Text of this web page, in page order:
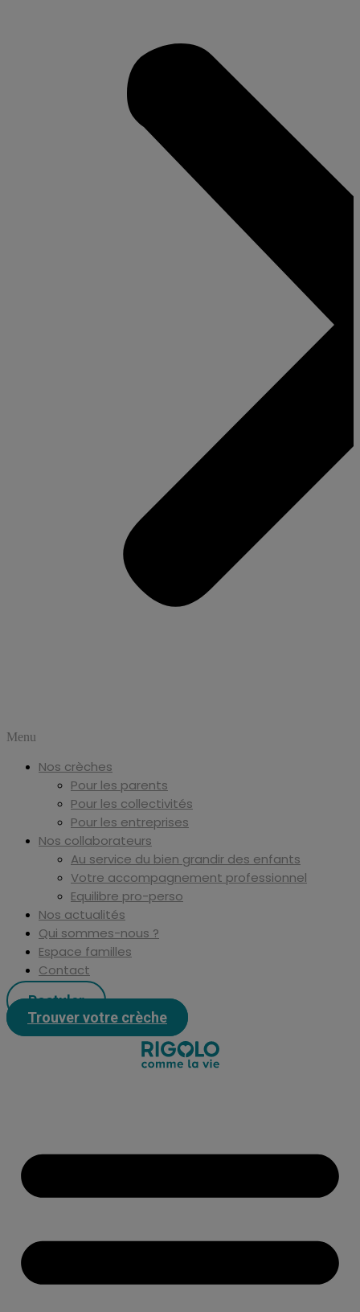
Menu
Nos crèches
Pour les parents
Pour les collectivités
Pour les entreprises
Nos collaborateurs
Au service du bien grandir des enfants
Votre accompagnement professionnel
Equilibre pro-perso
Nos actualités
Qui sommes-nous ?
Espace familles
Contact
Postuler
Trouver votre crèche